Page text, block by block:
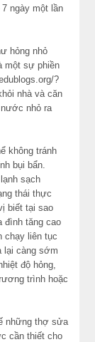
ngày một lần
hỏng nhỏ
một sự phiền
?
nhà và căn
nhỏ ra
không tránh
bụi bẩn.
sạch
thái thực
biết tại sao
đình tăng cao
chạy liên tục
lại càng sớm
độ hỏng,
trình hoặc
những thợ sửa
cần thiết cho